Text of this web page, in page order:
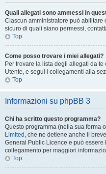
Quali allegati sono ammessi in
Ciascun amministratore può abilitare
sicuro di quali siano permessi,
Top
Come posso trovare i miei allegati?
Per trovare la lista degli allegati da
Utente, e segui i collegamenti alla
Top
Informazioni su phpBB 3
Chi ha scritto questo programma?
Questo programma (nella sua forma
Limited , che ne detiene anche il
General Public Licence e può essere
collegamento per maggiori
Top